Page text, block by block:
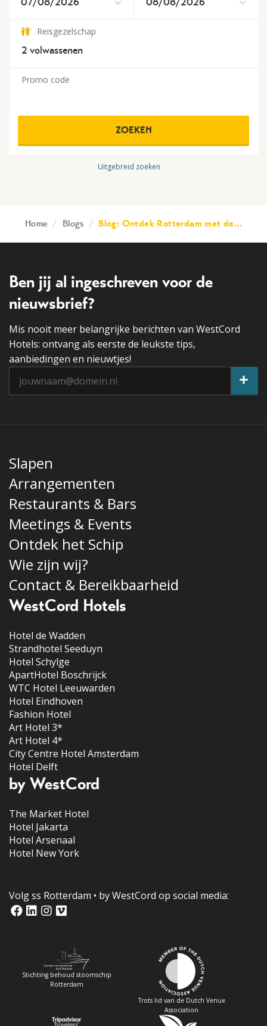
Reisgezelschap
2 volwassenen
Promo code
ZOEKEN
Uitgebreid zoeken
Home / Blogs / Blog: Ontdek Rotterdam met de…
Ben jij al ingeschreven voor de
nieuwsbrief?
Mis nooit meer belangrijke berichten van WestCord
Hotels: ontvang als eerste de leukste tips,
aanbiedingen en nieuwtjes!
Slapen
Arrangementen
Restaurants & Bars
Meetings & Events
Ontdek het Schip
Wie zijn wij?
Contact & Bereikbaarheid
WestCord Hotels
Hotel de Wadden
Strandhotel Seeduyn
Hotel Schylge
ApartHotel Boschrijck
WTC Hotel Leeuwarden
Hotel Eindhoven
Fashion Hotel
Art Hotel 3*
Art Hotel 4*
City Centre Hotel Amsterdam
Hotel Delft
by WestCord
The Market Hotel
Hotel Jakarta
Hotel Arsenaal
Hotel New York
Volg ss Rotterdam • by WestCord op social media:
Stichting behoud stoomschip
Rotterdam
Trots lid van de Dutch Venue
Association